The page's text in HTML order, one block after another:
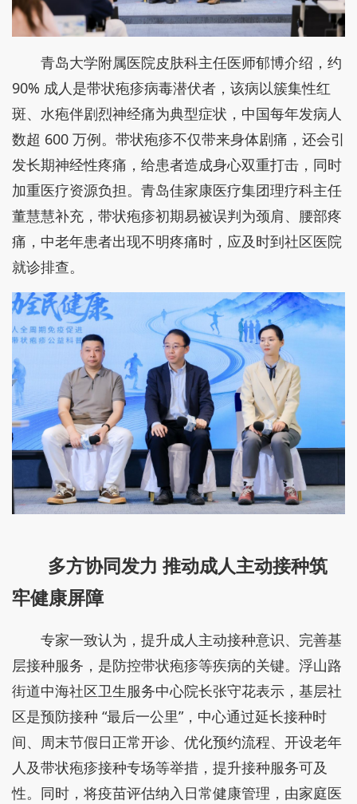
青岛大学附属医院皮肤科主任医师郁博介绍，约
90% 成人是带状疱疹病毒潜伏者，该病以簇集性红
斑、水疱伴剧烈神经痛为典型症状，中国每年发病人
数超 600 万例。带状疱疹不仅带来身体剧痛，还会引
发长期神经性疼痛，给患者造成身心双重打击，同时
加重医疗资源负担。青岛佳家康医疗集团理疗科主任
董慧慧补充，带状疱疹初期易被误判为颈肩、腰部疼
痛，中老年患者出现不明疼痛时，应及时到社区医院
就诊排查。
多方协同发力 推动成人主动接种筑
牢健康屏障
专家一致认为，提升成人主动接种意识、完善基
层接种服务，是防控带状疱疹等疾病的关键。浮山路
街道中海社区卫生服务中心院长张守花表示，基层社
区是预防接种 “最后一公里”，中心通过延长接种时
间、周末节假日正常开诊、优化预约流程、开设老年
人及带状疱疹接种专场等举措，提升接种服务可及
性。同时，将疫苗评估纳入日常健康管理，由家庭医